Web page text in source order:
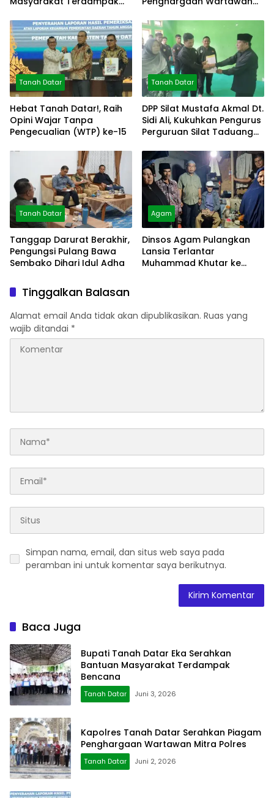
Tanah Datar
Hebat Tanah Datar!, Raih
Opini Wajar Tanpa
Pengecualian (WTP) ke-15
Tanah Datar
DPP Silat Mustafa Akmal Dt.
Sidi Ali, Kukuhkan Pengurus
Perguruan Silat Taduang
Tanah Datar
Tanggap Darurat Berakhir,
Pengungsi Pulang Bawa
Sembako Dihari Idul Adha
Agam
Dinsos Agam Pulangkan
Lansia Terlantar
Muhammad Khutar ke
Tinggalkan Balasan
Alamat email Anda tidak akan dipublikasikan. Ruas yang
wajib ditandai *
Simpan nama, email, dan situs web saya pada
peramban ini untuk komentar saya berikutnya.
Baca Juga
Bupati Tanah Datar Eka Serahkan
Bantuan Masyarakat Terdampak
Bencana
Tanah Datar Juni 3, 2026
Kapolres Tanah Datar Serahkan Piagam
Penghargaan Wartawan Mitra Polres
Tanah Datar Juni 2, 2026